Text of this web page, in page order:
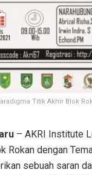
Titik Akhir Blok
– AKRI Institute
Rokan dengan
sebuah saran